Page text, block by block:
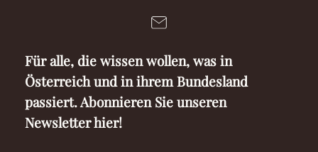
Für alle, die wissen wollen, was in
Österreich und in ihrem Bundesland
passiert. Abonnieren Sie unseren
Newsletter hier!